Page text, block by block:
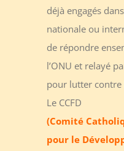
déjà engagés
nationale ou
de répondre
l’ONU et relayé
pour lutter contre
Le CCFD
(Comité
pour le